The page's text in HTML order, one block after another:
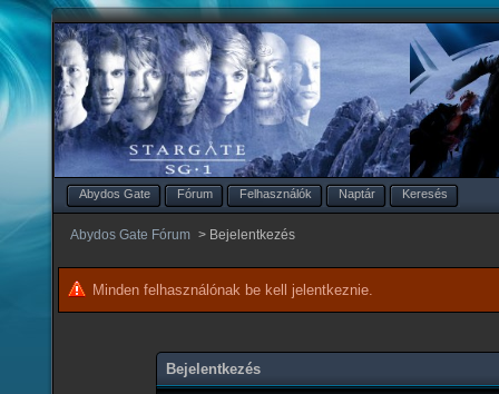
Abydos Gate Fórum Felhasználók Naptár Keresés
Abydos Gate Fórum > Bejelentkezés
Minden felhasználónak be kell jelentkeznie.
Bejelentkezés